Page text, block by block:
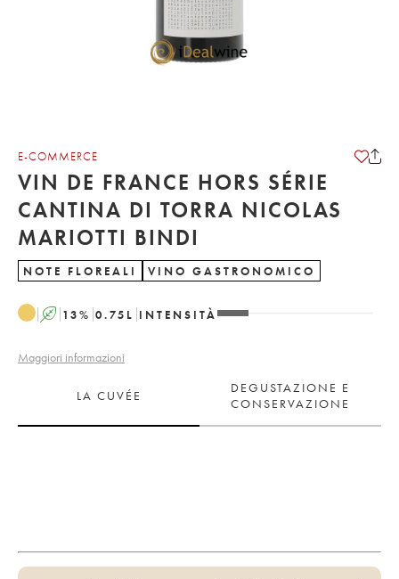
E-COMMERCE
VIN DE FRANCE HORS SÉRIE
CANTINA DI TORRA NICOLAS
MARIOTTI BINDI
NOTE FLOREALI VINO GASTRONOMICO
A 13% 0.75 L INTENSITÀ
Maggiori informazioni
LA CUVÉE
DEGUSTAZIONE E
CONSERVAZIONE